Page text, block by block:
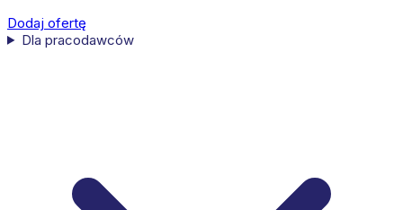
Dodaj ofertę
Dla pracodawców